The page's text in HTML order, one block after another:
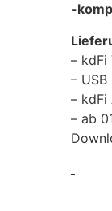
-
– kdFi
– USB
– kdFi
– ab